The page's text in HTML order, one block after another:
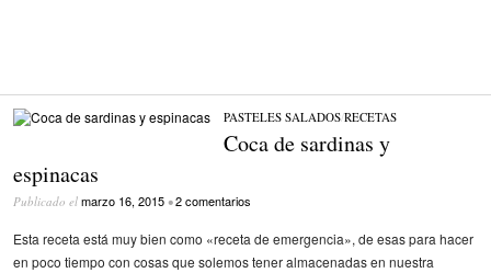
PASTELES SALADOS/RECETAS
Coca de sardinas y
espinacas
Publicado el marzo 16, 2015 •2 comentarios
Esta receta está muy bien como «receta de emergencia», de esas para hacer
en poco tiempo con cosas que solemos tener almacenadas en nuestra